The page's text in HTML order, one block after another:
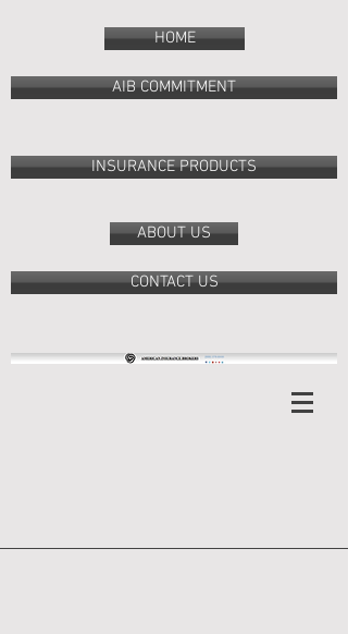
HOME
AIB COMMITMENT
INSURANCE PRODUCTS
ABOUT US
CONTACT US